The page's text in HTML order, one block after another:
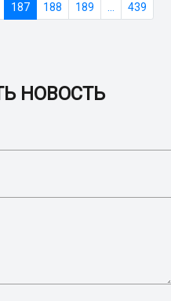
187 188 189 439
НОВОСТЬ